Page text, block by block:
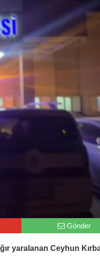
Gönder
yaralanan Ceyhun